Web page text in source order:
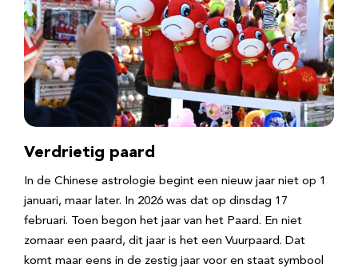
Verdrietig paard
In de Chinese astrologie begint een nieuw jaar niet op 1
januari, maar later. In 2026 was dat op dinsdag 17
februari. Toen begon het jaar van het Paard. En niet
zomaar een paard, dit jaar is het een Vuurpaard. Dat
komt maar eens in de zestig jaar voor en staat symbool